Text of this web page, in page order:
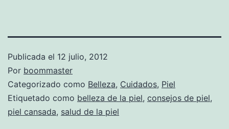
Publicada el 12 julio, 2012
Por boommaster
Categorizado como Belleza, Cuidados, Piel
Etiquetado como belleza de la piel, consejos de piel,
piel cansada, salud de la piel